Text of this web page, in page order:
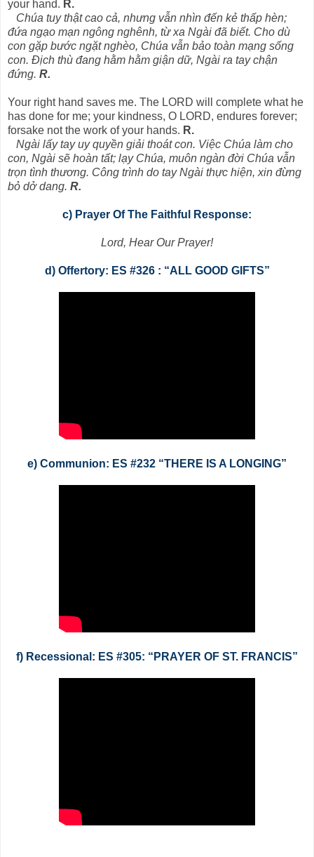
your hand. R.
Chúa tuy thật cao cả, nhưng vẫn nhìn đến kẻ thấp hèn;
đứa ngạo mạn ngông nghênh, từ xa Ngài đã biết. Cho dù
con gặp bước ngặt nghèo, Chúa vẫn bảo toàn mạng sống
con. Địch thù đang hằm hằm giận dữ, Ngài ra tay chận
đứng. R.
Your right hand saves me. The LORD will complete what he
has done for me; your kindness, O LORD, endures forever;
forsake not the work of your hands. R.
Ngài lấy tay uy quyền giải thoát con. Việc Chúa làm cho
con, Ngài sẽ hoàn tất; lạy Chúa, muôn ngàn đời Chúa vẫn
trọn tình thương. Công trình do tay Ngài thực hiện, xin đừng
bỏ dở dang. R.
c) Prayer Of The Faithful Response:
Lord, Hear Our Prayer!
d) Offertory: ES #326 : “ALL GOOD GIFTS”
e) Communion: ES #232 “THERE IS A LONGING”
f) Recessional: ES #305: “PRAYER OF ST. FRANCIS”